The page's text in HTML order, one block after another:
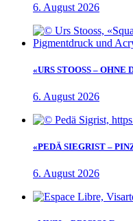
6. August 2026
«URS STOOSS – OHNE
6. August 2026
«PEDÄ SIEGRIST –
6. August 2026